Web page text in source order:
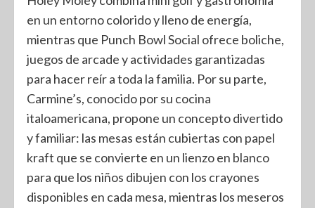
en un entorno colorido y lleno de energía,
mientras que Punch Bowl Social ofrece boliche,
juegos de arcade y actividades garantizadas
para hacer reír a toda la familia. Por su parte,
Carmine’s, conocido por su cocina
italoamericana, propone un concepto divertido
y familiar: las mesas están cubiertas con papel
kraft que se convierte en un lienzo en blanco
para que los niños dibujen con los crayones
disponibles en cada mesa, mientras los meseros